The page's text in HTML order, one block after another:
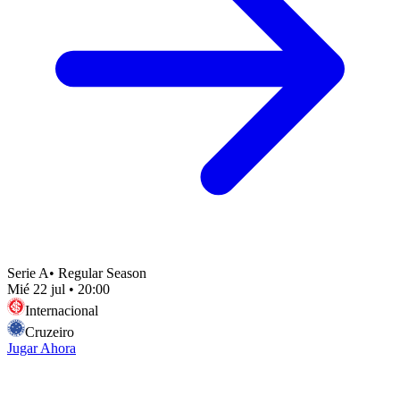
Serie A• Regular Season
Mié 22 jul • 20:00
Internacional
Cruzeiro
Jugar Ahora